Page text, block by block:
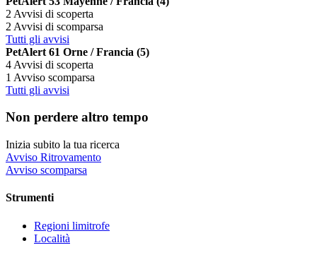
2 Avvisi di scoperta
2 Avvisi di scomparsa
Tutti gli avvisi
PetAlert 61 Orne / Francia (5)
4 Avvisi di scoperta
1 Avviso scomparsa
Tutti gli avvisi
Non perdere altro tempo
Inizia subito la tua ricerca
Avviso Ritrovamento
Avviso scomparsa
Strumenti
Regioni limitrofe
Località